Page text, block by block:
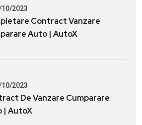
10/2023
Contract Vanzare
Auto | AutoX
10/2023
De Vanzare Cumparare
| AutoX